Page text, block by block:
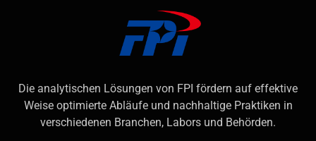
Die analytischen Lösungen von FPI fördern auf effektive
Weise optimierte Abläufe und nachhaltige Praktiken in
verschiedenen Branchen, Labors und Behörden.